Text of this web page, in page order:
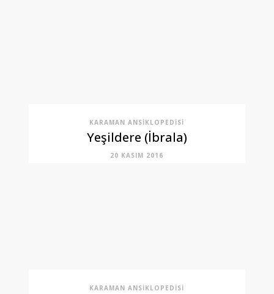
KARAMAN ANSIKLOPEDISI
Yeşildere (İbrala)
20 KASIM 2016
KARAMAN ANSIKLOPEDISI